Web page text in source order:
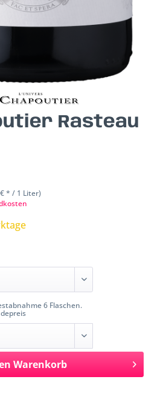
Rasteau
* / 1 Liter)
6 Flaschen.
Warenkorb